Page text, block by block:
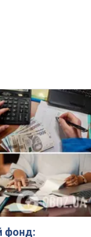
фонд:
за исков, но
послу
известно о